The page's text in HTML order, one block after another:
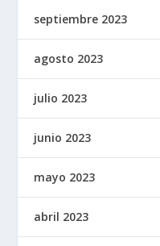
septiembre 2023
agosto 2023
julio 2023
junio 2023
mayo 2023
abril 2023